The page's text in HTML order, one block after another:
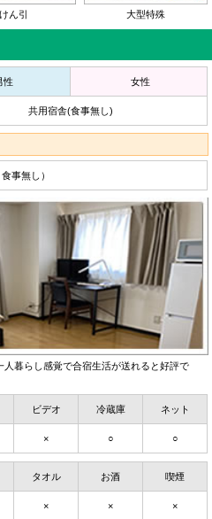
けん引 大型特殊
性 女性
共用宿舎(食事無し)
事無し）
暮らし感覚で合宿生活が送れると好評で
ビデオ 冷蔵庫 ネット
× ○ ○
タオル お酒 喫煙
× × ×